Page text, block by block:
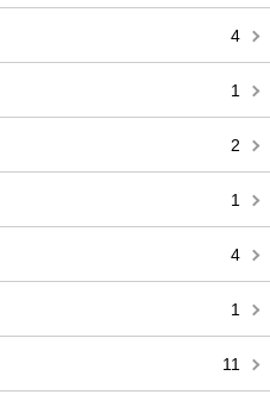
4
1
2
1
4
1
11